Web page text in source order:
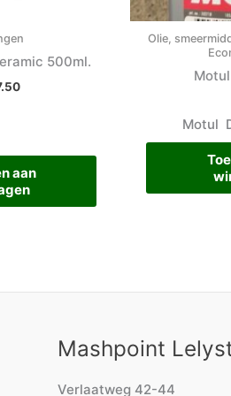
500ml.
aan
Olie,
Motul
Mashpoint
Verlaatweg 42-44